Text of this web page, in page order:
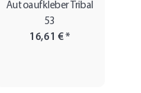
Autoaufkleber Tribal
53
16,61 €*